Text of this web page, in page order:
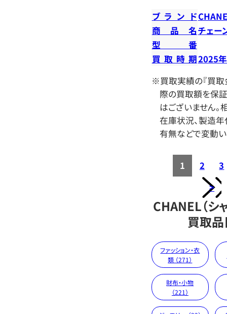
ブランド
商品名チェー
型番
買取時期2025
※買取実績の『買取
際の買取額を保
はございません。
在庫状況、製造年
有無などで変動い
1 2
3
>
CHANEL（シ
買取
ファッション・衣
類 （271）
財布・小物
（221）